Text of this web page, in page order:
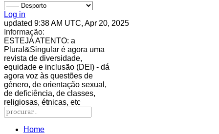
Log in
updated 9:38 AM UTC, Apr 20, 2025
Informação:
ESTEJA ATENTO: a
Plural&Singular é agora uma
revista de diversidade,
equidade e inclusão (DEI) - dá
agora voz às questões de
género, de orientação sexual,
de deficiência, de classes,
religiosas, étnicas, etc
Home